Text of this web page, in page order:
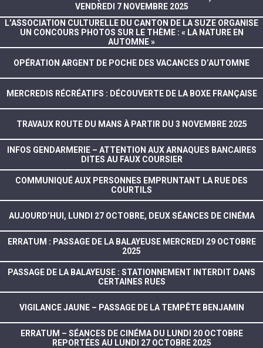
VENDREDI 7 NOVEMBRE 2025
L’ASSOCIATION CULTURELLE DU CANTON DE LA SUZE ORGANISE
UN CONCOURS PHOTOS SUR LE THÈME : « LA NATURE EN
AUTOMNE »
OPÉRATION ARGENT DE POCHE DES VACANCES D’AUTOMNE
MERCREDIS RÉCRÉATIFS : DÉCOUVERTE DE LA BOXE FRANÇAISE
TRAVAUX ROUTE DU MANS À PARTIR DU 3 NOVEMBRE 2025
INFOS GENDARMERIE – ATTENTION AUX ARNAQUES BANCAIRES
DITES AU FAUX COURSIER
COMMUNIQUÉ AUX PERSONNES EMPRUNTANT LA RUE DES
COURTILS
AUJOURD’HUI, LUNDI 27 OCTOBRE, DEUX SÉANCES DE CINÉMA
ERRATUM : PASSAGE DE LA BALAYEUSE MERCREDI 29 OCTOBRE
2025
PASSAGE DE LA BALAYEUSE : STATIONNEMENT INTERDIT DANS
CERTAINES RUES
VIGILANCE JAUNE – PASSAGE DE LA TEMPÊTE BENJAMIN
ERRATUM – SÉANCES DE CINÉMA DU LUNDI 20 OCTOBRE
REPORTÉES AU LUNDI 27 OCTOBRE 2025